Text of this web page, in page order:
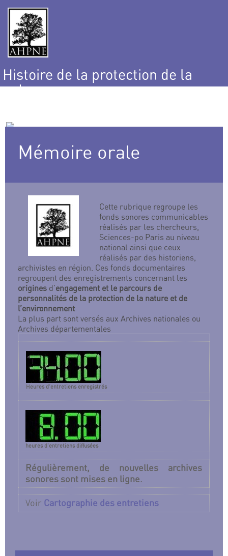
Histoire de la protection de la
nature
Mémoire orale
Cette rubrique regroupe les
fonds sonores communicables
réalisés par les chercheurs,
Sciences-po Paris au niveau
national ainsi que ceux
réalisés par des historiens,
archivistes en région. Ces fonds documentaires
regroupent des enregistrements concernant les
origines d’engagement et le parcours de
personnalités de la protection de la nature et de
l’environnement
La plus part sont versés aux Archives nationales ou
Archives départementales
Heures d’entretiens enregistrés
heures d’entretiens diffusées
Régulièrement, de nouvelles archives
sonores sont mises en ligne.
Voir Cartographie des entretiens